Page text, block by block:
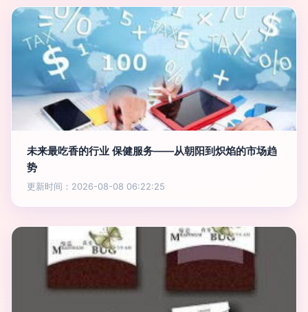
未来最吃香的行业 保健服务——从朝阳到炽焰的市场趋
势
更新时间：2026-08-08 06:22:25